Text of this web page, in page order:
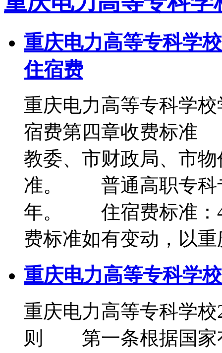
重庆电力高等专科学
住宿费
重庆电力高等专科学
宿费第四章收费标准
教委、市财政局、市
准。 普通高职专科
年。 住宿费标准：
费标准如有变动，以
重庆电力高等专科学
重庆电力高等专科学
则 第一条根据国家